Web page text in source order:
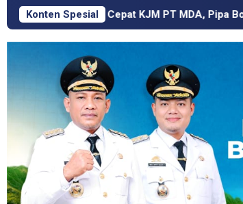
Konten Spesial
PT MDA, Pipa Bocor hingga Jalan Berdebu